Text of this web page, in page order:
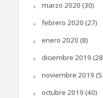
marzo 2020 (30)
febrero 2020 (27)
enero 2020 (8)
diciembre 2019
noviembre 2019
octubre 2019 (40)